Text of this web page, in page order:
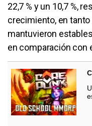
22,7 % y un 10,7 %,
crecimiento, en
mantuvieron
en comparación con